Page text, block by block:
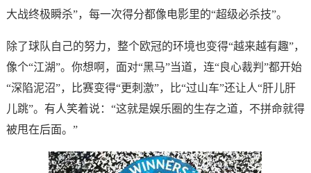
大战终极瞬杀”，每一次得分都像电影里的“超级必杀技”。
除了球队自己的努力，整个欧冠的环境也变得“越来越有趣”，
像个“江湖”。你想啊，面对“黑马”当道，连“良心裁判”都开始
“深陷泥沼”，比赛变得“更刺激”，比“过山车”还让人“肝儿肝
儿跳”。有人笑着说：“这就是娱乐圈的生存之道，不拼命就得
被甩在后面。”